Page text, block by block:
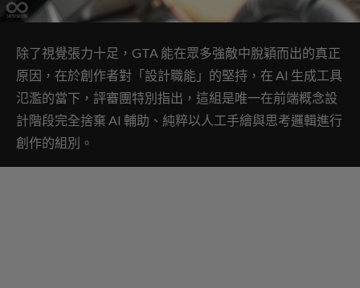
除了視覺張力十足，GTA 能在眾多強敵中脫穎而出的真正
原因，在於創作者對「設計職能」的堅持，在 AI 生成工具
氾濫的當下，評審團特別指出，這組是唯一在前端概念設
計階段完全捨棄 AI 輔助、純粹以人工手繪與思考邏輯進行
創作的組別。